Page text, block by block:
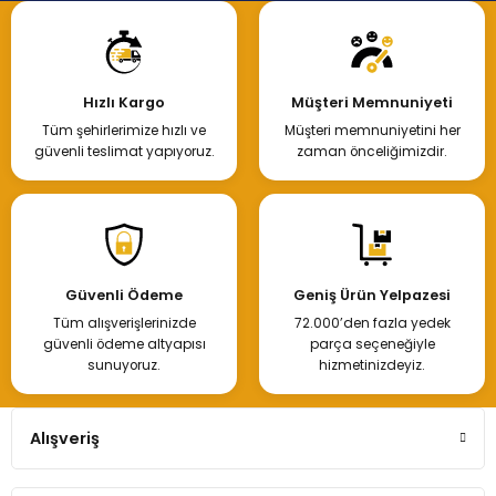
Hızlı Kargo
Tüm şehirlerimize hızlı ve
güvenli teslimat yapıyoruz.
Müşteri Memnuniyeti
Müşteri memnuniyetini her
zaman önceliğimizdir.
Güvenli Ödeme
Tüm alışverişlerinizde
güvenli ödeme altyapısı
sunuyoruz.
Geniş Ürün Yelpazesi
72.000’den fazla yedek
parça seçeneğiyle
hizmetinizdeyiz.
Alışveriş